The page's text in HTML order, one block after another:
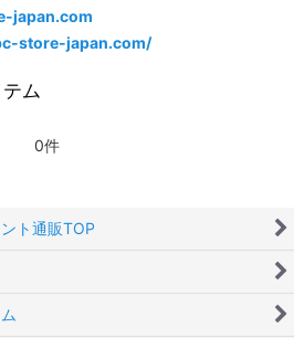
japan.com
store-japan.com/
ム
0件
ト通販TOP